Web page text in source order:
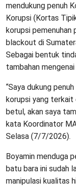
mendukung penuh
Korupsi (Kortas
korupsi pemenuhan
blackout di
Sebagai bentuk
tambahan mengenai
“Saya dukung
korupsi yang terkait
betul, akan saya
kata Koordinator
Selasa (7/7/2026).
Boyamin menduga
batu bara ini sudah
manipulasi kualitas